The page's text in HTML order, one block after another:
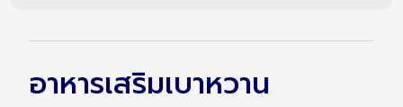
อาหารเสริมเบาหวาน